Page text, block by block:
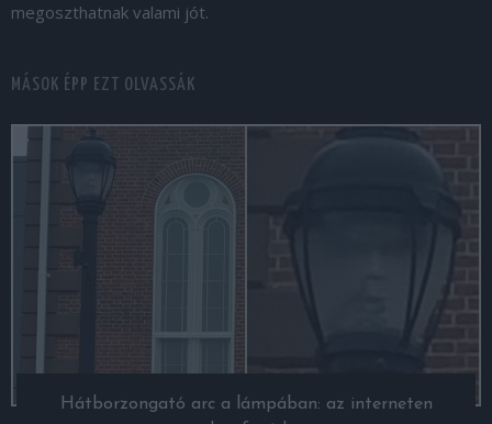
megoszthatnak valami jót.
MÁSOK ÉPP EZT OLVASSÁK
Hátborzongató arc a lámpában: az interneten